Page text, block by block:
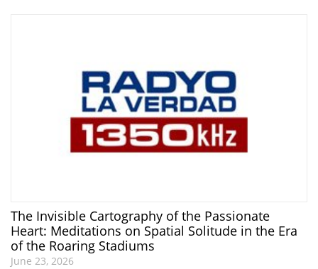
The Invisible Cartography of the Passionate
Heart: Meditations on Spatial Solitude in the Era
of the Roaring Stadiums
June 23, 2026